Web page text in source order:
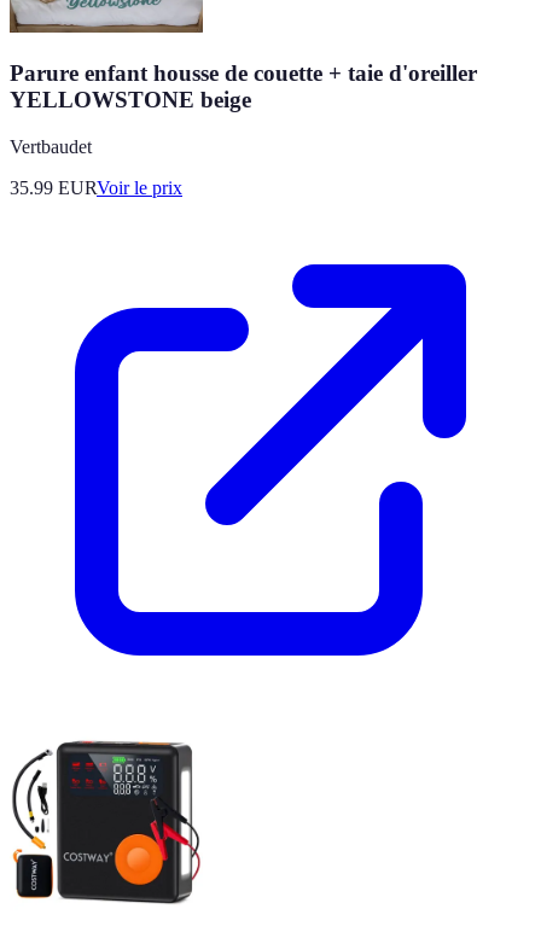
Parure enfant housse de couette + taie d'oreiller
YELLOWSTONE beige
Vertbaudet
35.99 EURVoir le prix